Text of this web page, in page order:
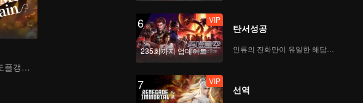
죽은 남편의 도플갱어와 사랑에 빠진 상속녀
6
235회까지 업데이트
VIP
탄서성공
인류의 진화만이 유일한 해답이다
7 VIP
선역